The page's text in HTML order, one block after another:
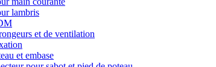
lambris
et de ventilation
et embase